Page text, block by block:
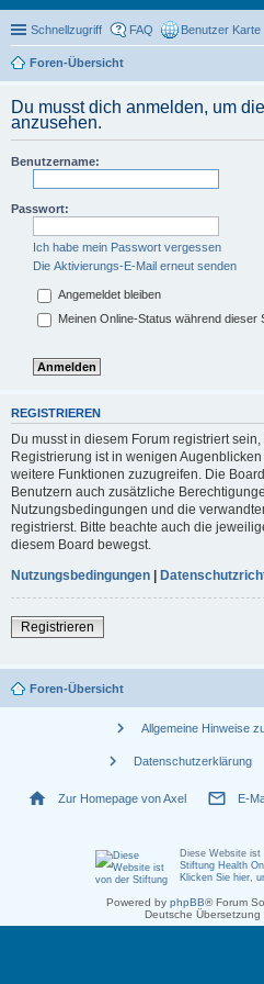
Schnellzugriff FAQ Benutzer Karte
Foren-Übersicht
Du musst dich anmelden, um
anzusehen.
Benutzername:
Passwort:
Ich habe mein Passwort vergessen
Die Aktivierungs-E-Mail erneut senden
Angemeldet bleiben
Meinen Online-Status während dieser
REGISTRIEREN
Du musst in diesem Forum registriert
Registrierung ist in wenigen
weitere Funktionen zuzugreifen. Die
Benutzern auch zusätzliche
Nutzungsbedingungen und die
registrierst. Bitte beachte auch die
diesem Board bewegst.
Nutzungsbedingungen |
Registrieren
Foren-Übersicht
chevron_right Allgemeine Hinweise
chevron_right Datenschutzerklärung
home Zur Homepage von Axel mail_outline E-
Diese Website ist
Stiftung Health
Klicken Sie hier,
Powered by phpBB® Forum
Deutsche Übersetzung